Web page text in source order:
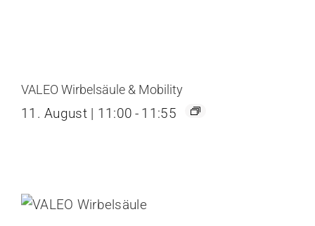
VALEO Wirbelsäule & Mobility
11. August | 11:00 - 11:55